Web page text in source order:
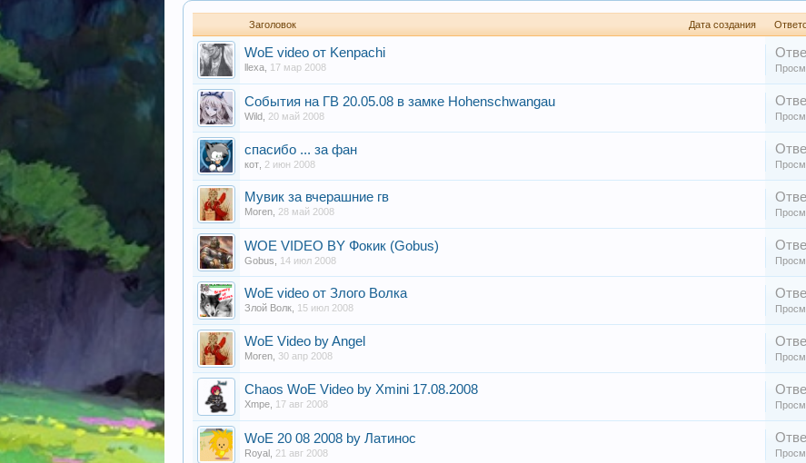
Заголовок Дата создания
WoE video от Kenpachi
llexa 17 мар 2008
События на ГВ 20.05.08 в замке Hohenschwangau
Wild 20 май 2008
спасибо ... за фан
кот 2 июн 2008
Мувик за вчерашние гв
Moren 28 май 2008
WOE VIDEO BY Фокик (Gobus)
Gobus 14 июл 2008
WoE video от Злого Волка
Злой Волк 15 июл 2008
WoE Video by Angel
Moren 30 апр 2008
Chaos WoE Video by Xmini 17.08.2008
Xmpe 17 авг 2008
WoE 20 08 2008 by Латинос
Royal 21 авг 2008